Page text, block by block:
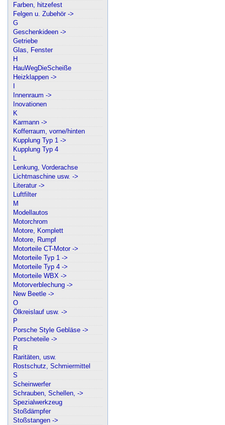
Farben, hitzefest
Felgen u. Zubehör ->
G
Geschenkideen ->
Getriebe
Glas, Fenster
H
HauWegDieScheiße
Heizklappen ->
Innenraum ->
Inovationen
K
Karmann ->
Kofferraum, vorne/hinten
Kupplung Typ 1 ->
Kupplung Typ 4
L
Lenkung, Vorderachse
Lichtmaschine usw. ->
Literatur ->
Luftfilter
M
Modellautos
Motorchrom
Motore, Komplett
Motore, Rumpf
Motorteile CT-Motor ->
Motorteile Typ 1 ->
Motorteile Typ 4 ->
Motorteile WBX ->
Motorverblechung ->
New Beetle ->
O
Ölkreislauf usw. ->
P
Porsche Style Gebläse ->
Porscheteile ->
R
Raritäten, usw.
Rostschutz, Schmiermittel
S
Scheinwerfer
Schrauben, Schellen, ->
Spezialwerkzeug
Stoßdämpfer
Stoßstangen ->